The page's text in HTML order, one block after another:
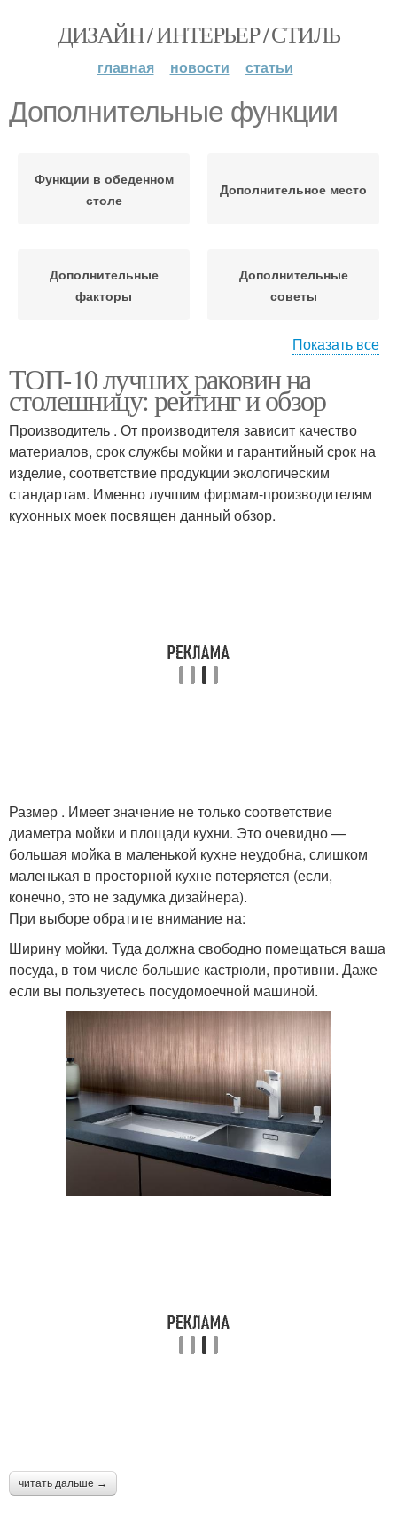
ДИЗАЙН / ИНТЕРЬЕР / СТИЛЬ
главная новости статьи
Дополнительные функции
Функции в обеденном
столе
Дополнительное место
Дополнительные
факторы
Дополнительные
советы
Дополнительные
элементы
Дополнительный отсек
Дополнительные места
Показать все
ТОП-10 лучших раковин на
столешницу: рейтинг и обзор
Производитель . От производителя зависит качество
материалов, срок службы мойки и гарантийный срок на
изделие, соответствие продукции экологическим
стандартам. Именно лучшим фирмам-производителям
кухонных моек посвящен данный обзор.
Размер . Имеет значение не только соответствие
диаметра мойки и площади кухни. Это очевидно —
большая мойка в маленькой кухне неудобна, слишком
маленькая в просторной кухне потеряется (если,
конечно, это не задумка дизайнера).
При выборе обратите внимание на:
Ширину мойки. Туда должна свободно помещаться ваша
посуда, в том числе большие кастрюли, противни. Даже
если вы пользуетесь посудомоечной машиной.
читать дальше →